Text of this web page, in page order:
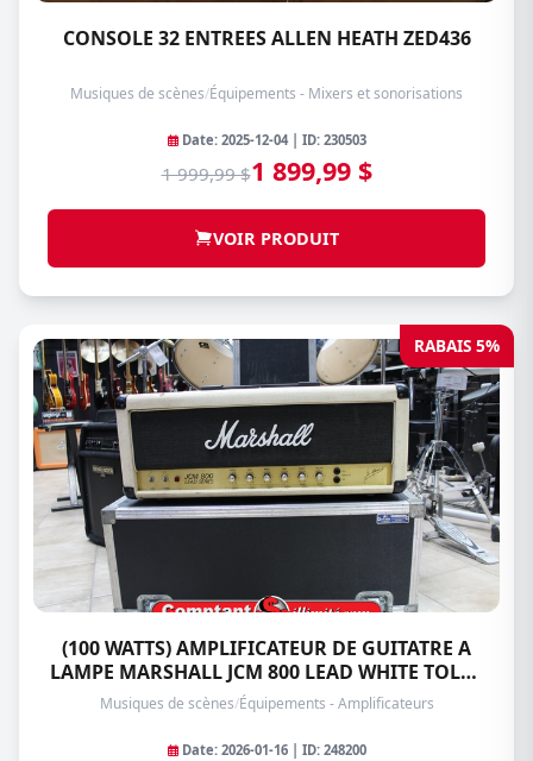
CONSOLE 32 ENTREES ALLEN HEATH ZED436
Musiques de scènes/Équipements - Mixers et sonorisations
Date: 2025-12-04 | ID: 230503
1 999,99 $1 899,99 $
VOIR PRODUIT
RABAIS 5%
(100 WATTS) AMPLIFICATEUR DE GUITATRE A
LAMPE MARSHALL JCM 800 LEAD WHITE TOLEX
SERIES-2203
Musiques de scènes/Équipements - Amplificateurs
Date: 2026-01-16 | ID: 248200